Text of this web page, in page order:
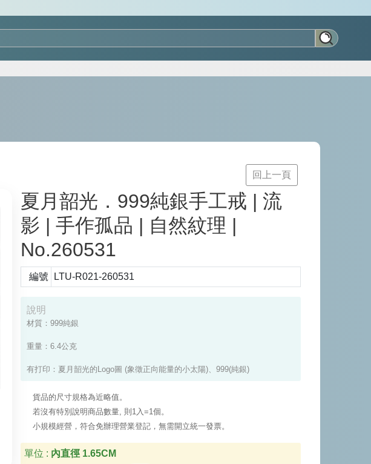
回上一頁
夏月韶光．999純銀手工戒 | 流
影 | 手作孤品 | 自然紋理 |
No.260531
編號 LTU-R021-260531
說明
材質：999純銀
重量：6.4公克
有打印：夏月韶光的Logo圖 (象徵正向能量的小太陽)、999(純銀)
貨品的尺寸規格為近略值。
若沒有特別說明商品數量, 則1入=1個。
小規模經營，符合免辦理營業登記，無需開立統一發票。
單位 : 內直徑 1.65CM